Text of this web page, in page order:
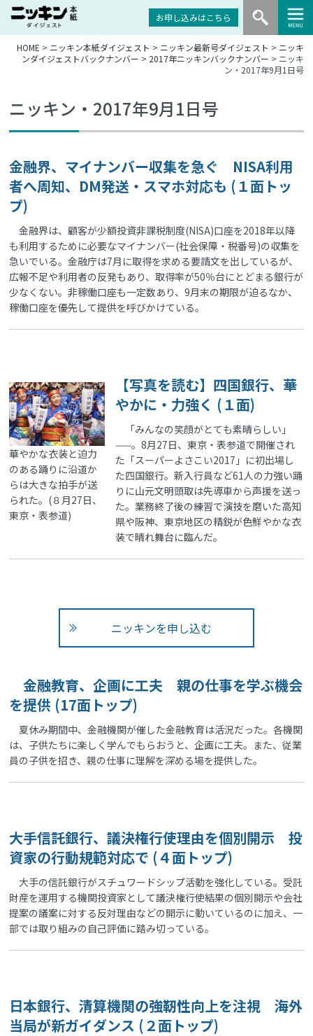
お申し込みはこちら
HOME > ニッキン本紙ダイジェスト > ニッキン最新号ダイジェスト > ニッキ
ンダイジェストバックナンバー > 2017年ニッキンバックナンバー > ニッキ
ン・2017年9月1日号
ニッキン・2017年9月1日号
金融界、マイナンバー収集を急ぐ NISA利用
者へ周知、DM発送・スマホ対応も (１面トッ
プ)
金融界は、顧客が少額投資非課税制度(NISA)口座を2018年以降
も利用するために必要なマイナンバー(社会保障・税番号)の収集を
急いでいる。金融庁は7月に取得を求める要請文を出しているが、
広報不足や利用者の反発もあり、取得率が50％台にとどまる銀行が
少なくない。非稼働口座も一定数あり、9月末の期限が迫るなか、
稼働口座を優先して提供を呼びかけている。
華やかな衣装と迫力
のある踊りに沿道か
らは大きな拍手が送
られた。(８月27日、
東京・表参道)
【写真を読む】四国銀行、華
やかに・力強く (１面)
「みんなの笑顔がとても素晴らしい」
——。8月27日、東京・表参道で開催され
た「スーパーよさこい2017」に初出場し
た四国銀行。新入行員など61人の力強い踊
りに山元文明頭取は先導車から声援を送っ
た。業務終了後の練習で演技を磨いた高知
県や阪神、東京地区の精鋭が色鮮やかな衣
装で晴れ舞台に臨んだ。
ニッキンを申し込む
金融教育、企画に工夫 親の仕事を学ぶ機会
を提供 (17面トップ)
夏休み期間中、金融機関が催した金融教育は活況だった。各機関
は、子供たちに楽しく学んでもらおうと、企画に工夫。また、従業
員の子供を招き、親の仕事に理解を深める場を提供した。
大手信託銀行、議決権行使理由を個別開示 投
資家の行動規範対応で (４面トップ)
大手の信託銀行がスチュワードシップ活動を強化している。受託
財産を運用する機関投資家として議決権行使結果の個別開示や会社
提案の議案に対する反対理由などの開示に動いているのに加え、一
部では取り組みの自己評価に踏み切っている。
日本銀行、清算機関の強靭性向上を注視 海外
当局が新ガイダンス (２面トップ)